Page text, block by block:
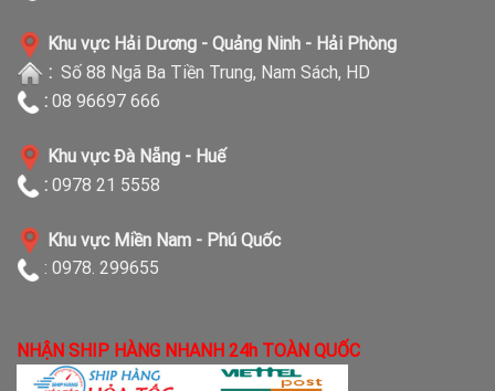
Khu vực Hải Dương - Quảng Ninh - Hải Phòng
: Số 88 Ngã Ba Tiền Trung, Nam Sách, HD
: 08 96697 666
Khu vực Đà Nẵng - Huế
: 0978 21 5558
Khu vực Miền Nam - Phú Quốc
: 0978. 299655
NHẬN SHIP HÀNG NHANH 24h TOÀN QUỐC